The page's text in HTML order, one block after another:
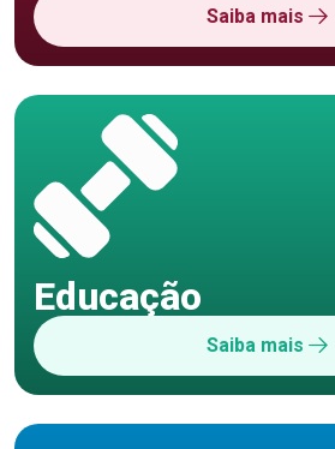
Saiba mais
Educação
Saiba mais